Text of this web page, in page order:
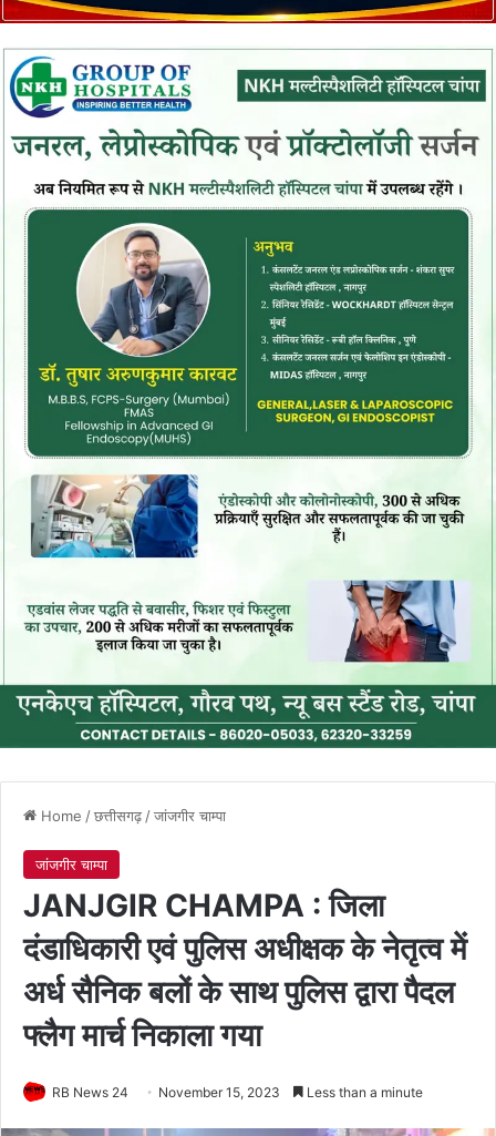
Home /छत्तीसगढ़/जांजगीर चाम्पा
जांजगीर चाम्पा
JANJGIR CHAMPA : जिला
दंडाधिकारी एवं पुलिस अधीक्षक के नेतृत्व में
अर्ध सैनिक बलों के साथ पुलिस द्वारा पैदल
फ्लैग मार्च निकाला गया
RB News 24 November 15, 2023 Less than a minute